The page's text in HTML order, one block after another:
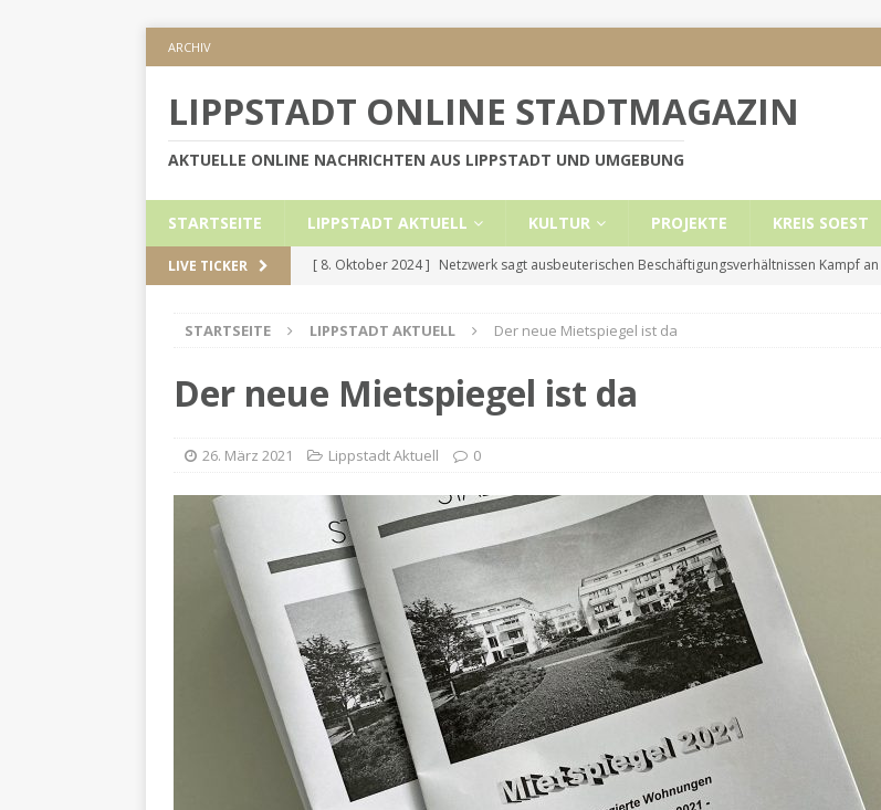
ARCHIV
LIPPSTADT ONLINE STADTMAGAZIN
AKTUELLE ONLINE NACHRICHTEN AUS LIPPSTADT UND UMGEBUNG
STARTSEITE LIPPSTADT AKTUELL KULTUR PROJEKTE KREIS SOEST
LIVE TICKER [ 8. Oktober 2024 ] Netzwerk sagt ausbeuterischen Beschäftigungsverhältnissen Kampf an
[ 5. September 2024 ]
Höhere Mietobergrenzen für Leistungsempfänger
[ 2. September 2024 ]
Geschützt: Reden im Bundestag vom 13.11.24
Internetauftritt der Stadt Lippstadt nach Cyberangriff wieder online
LIPPSTADT AKTUELL
STARTSEITE LIPPSTADT AKTUELL Der neue Mietspiegel ist da
Der neue Mietspiegel ist da
26. März 2021 Lippstadt Aktuell 0